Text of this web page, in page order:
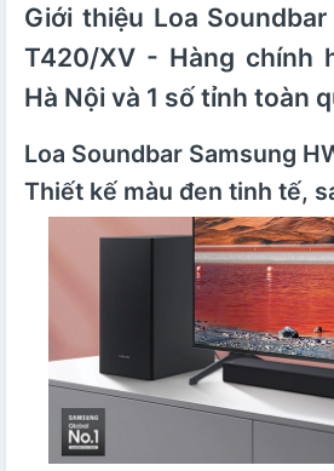
Giới thiệu Loa
T420/XV - Hàng chính
Hà Nội và 1 số tỉnh toàn
Loa Soundbar Samsung
Thiết kế màu đen tinh tế,